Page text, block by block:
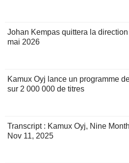
Johan Kempas quittera la
mai 2026
Kamux Oyj lance un programme
sur 2 000 000 de titres
Transcript : Kamux Oyj, Nine
Nov 11, 2025